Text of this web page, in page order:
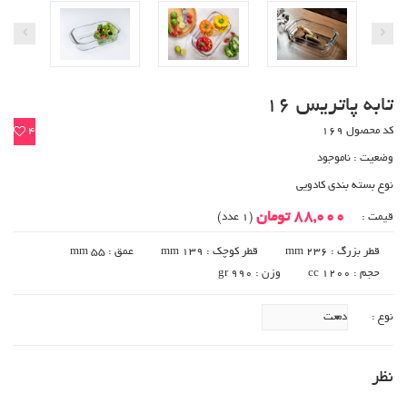
تابه پاتریس 16
4 کد محصول 169
وضعیت : ناموجود
نوع بسته بندی کادویی
قیمت : 88,000 تومان (1 عدد)
قطر بزرگ : mm 236 قطر کوچک : mm 139
عمق : mm 55
حجم : cc 1200
وزن : gr 990
نوع :
نظر